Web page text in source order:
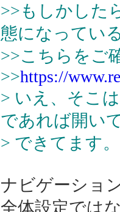
>>もしかした
態になってい
>>こちらをご
>>https://
> いえ、そこ
であれば開い
> できてます。
ナビゲーショ
全体設定では